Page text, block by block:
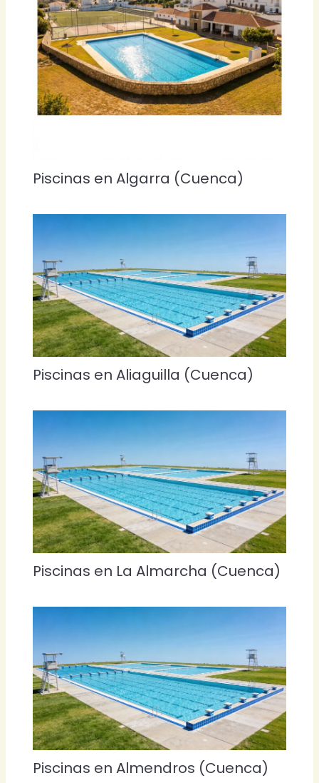
Piscinas en Algarra (Cuenca)
Piscinas en Aliaguilla (Cuenca)
Piscinas en La Almarcha (Cuenca)
Piscinas en Almendros (Cuenca)